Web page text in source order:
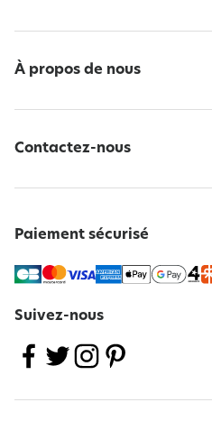
À propos de nous
Contactez-nous
Paiement sécurisé
Suivez-nous